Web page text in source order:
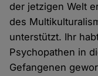
der jetzigen Welt
des
unterstützt. Ihr
Psychopathen in
Gefangenen